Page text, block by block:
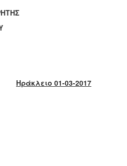
Ηράκλειο 01-03-2017